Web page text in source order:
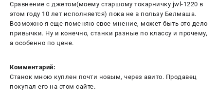
Сравнение с джетом(моему старшому токарничку jwl-1220 в
этом году 10 лет исполняется) пока не в пользу Белмаша.
Возможно я еще поменяю свое мнение, может быть это дело
привычки. Ну и конечно, станки разные по классу и прочему,
а особенно по цене.
Комментарий:
Станок мною куплен почти новым, через авито. Продавец
покупал его на этом сайте.